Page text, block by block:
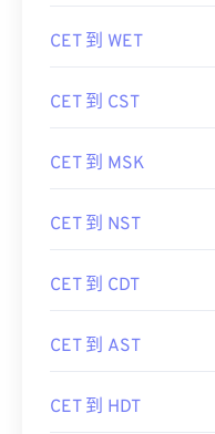
CET 到 WET
CET 到 CST
CET 到 MSK
CET 到 NST
CET 到 CDT
CET 到 AST
CET 到 HDT